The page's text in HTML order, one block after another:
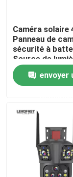
Contrôle de la
Nous
Nouvelles
Demandez un
Caméra de
Caméra solaire
Panneau de
sécurité à
Source de
double Caméra
extérieure
envoyer